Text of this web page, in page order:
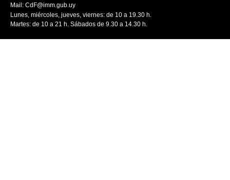
Mail: CdF@imm.gub.uy
Lunes, miércoles, jueves, viernes: de 10 a 19.30 h.
Martes: de 10 a 21 h. Sábados de 9.30 a 14.30 h.